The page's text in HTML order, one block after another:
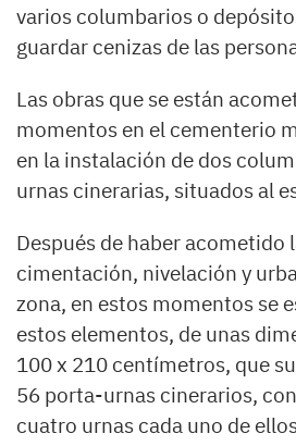
varios columbarios o
guardar cenizas de las
Las obras que se están
momentos en el cementerio
en la instalación de dos
urnas cinerarias, situados al
Después de haber acometido
cimentación, nivelación y
zona, en estos momentos se
estos elementos, de unas
100 x 210 centímetros, que
56 porta-urnas cinerarios,
cuatro urnas cada uno de